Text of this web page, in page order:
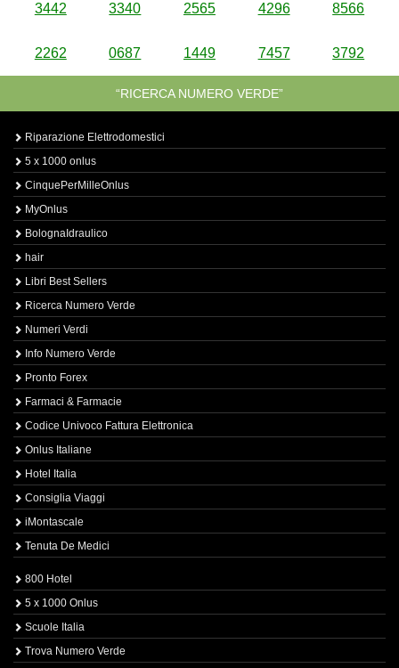
3442 3340 2565 4296 8566
2262 0687 1449 7457 3792
“RICERCA NUMERO VERDE”
Riparazione Elettrodomestici
5 x 1000 onlus
CinquePerMilleOnlus
MyOnlus
BolognaIdraulico
hair
Libri Best Sellers
Ricerca Numero Verde
Numeri Verdi
Info Numero Verde
Pronto Forex
Farmaci & Farmacie
Codice Univoco Fattura Elettronica
Onlus Italiane
Hotel Italia
Consiglia Viaggi
iMontascale
Tenuta De Medici
800 Hotel
5 x 1000 Onlus
Scuole Italia
Trova Numero Verde